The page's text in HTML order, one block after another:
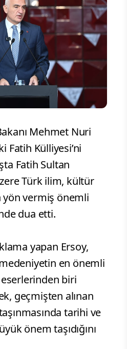
Mehmet Nuri
Fatih Külliyesi’ni
Fatih Sultan
Türk ilim, kültür
yön vermiş önemli
dua etti.
yapan Ersoy,
en önemli
biri
geçmişten alınan
tarihi ve
önem taşıdığını